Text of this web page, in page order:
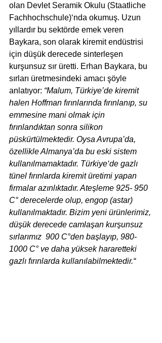
olan Devlet Seramik Okulu (Staatliche
Fachhochschule)‘nda okumuş. Uzun
yıllardır bu sektörde emek veren
Baykara, son olarak kiremit endüstrisi
için düşük derecede sinterleşen
kurşunsuz sır üretti. Erhan Baykara, bu
sırları üretmesindeki amacı şöyle
anlatıyor: “Malum, Türkiye’de kiremit
halen Hoffman fırınlarında fırınlanıp, su
emmesine mani olmak için
fırınlandıktan sonra silikon
püskürtülmektedir. Oysa Avrupa’da,
özellikle Almanya’da bu eski sistem
kullanılmamaktadır. Türkiye‘de gazlı
tünel fırınlarda kiremit üretimi yapan
firmalar azınlıktadır. Ateşleme 925- 950
C° derecelerde olup, engop (astar)
kullanılmaktadır. Bizim yeni ürünlerimiz,
düşük derecede camlaşan kurşunsuz
sırlarımız  900 C°den başlayıp, 980-
1000 C° ve daha yüksek hararetteki
gazlı fırınlarda kullanılabilmektedir.“